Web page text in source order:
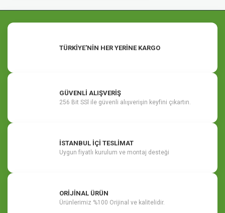
TÜRKİYE'NİN HER YERİNE KARGO
GÜVENLİ ALIŞVERİŞ
256 Bit SSl ile güvenli alışverişin keyfini çıkartın.
İSTANBUL İÇİ TESLİMAT
Uygun fiyatlı kurulum ve montaj desteği
ORİJİNAL ÜRÜN
Ürünlerimiz %100 Orijinal ve kalitelidir.